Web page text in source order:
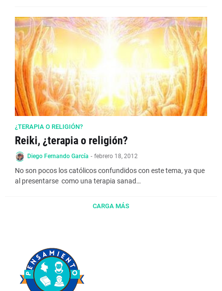
¿TERAPIA O RELIGIÓN?
Reiki, ¿terapia o religión?
Diego Fernando García - febrero 18, 2012
No son pocos los católicos confundidos con este tema, ya que
al presentarse como una terapia sanad…
CARGA MÁS